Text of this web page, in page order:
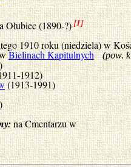
Ołubiec (1890-?)[1]
1910 roku (niedziela) w
Bielinach Kapitulnych (pow.
1912)
(1913-1991)
na Cmentarzu w